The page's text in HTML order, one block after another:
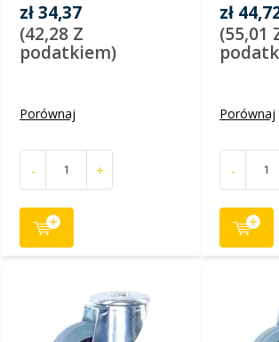
zł 34,37
(42,28 Z
podatkiem)
Porównaj
- +
zł
(55,01
Porównaj
-